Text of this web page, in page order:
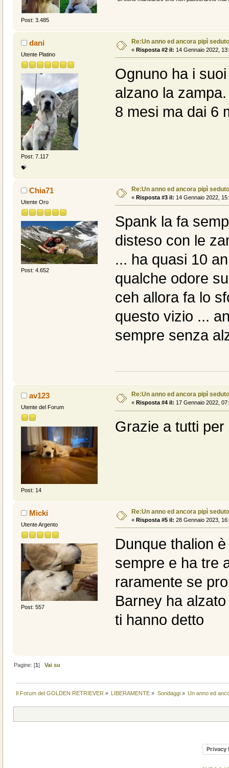
Post: 3.485
dani
Utente Platino
Post: 7.117
💝
Re:Un anno ed ancora pipì seduto
« Risposta #2 il: 14 Gennaio 2022,
Ognuno ha i
alzano la
8 mesi ma dai 6
Chia71
Utente Oro
Post: 4.652
Re:Un anno ed ancora pipì seduto
« Risposta #3 il: 14 Gennaio 2022,
Spank la fa
disteso con le
... ha quasi 10
qualche odore
ceh allora fa lo
questo vizio ...
sempre senza
av123
Utente del Forum
Post: 14
Re:Un anno ed ancora pipì seduto
« Risposta #4 il: 17 Gennaio 2022,
Grazie a tutti
Micki
Utente Argento
Post: 557
Re:Un anno ed ancora pipì seduto
« Risposta #5 il: 28 Gennaio 2023,
Dunque thalion
sempre e ha tre
raramente se
Barney ha
ti hanno detto
Pagine: [1]Vai su
Il Forum del GOLDEN RETRIEVER » LIBERAMENTE » Sondaggi» Un anno ed
Privacy